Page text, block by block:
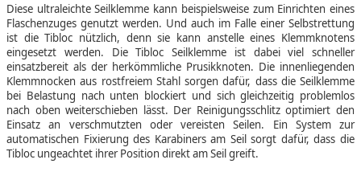
Diese ultraleichte Seilklemme kann beispielsweise zum Einrichten eines
Flaschenzuges genutzt werden. Und auch im Falle einer Selbstrettung
ist die Tibloc nützlich, denn sie kann anstelle eines Klemmknotens
eingesetzt werden. Die Tibloc Seilklemme ist dabei viel schneller
einsatzbereit als der herkömmliche Prusikknoten. Die innenliegenden
Klemmnocken aus rostfreiem Stahl sorgen dafür, dass die Seilklemme
bei Belastung nach unten blockiert und sich gleichzeitig problemlos
nach oben weiterschieben lässt. Der Reinigungsschlitz optimiert den
Einsatz an verschmutzten oder vereisten Seilen. Ein System zur
automatischen Fixierung des Karabiners am Seil sorgt dafür, dass die
Tibloc ungeachtet ihrer Position direkt am Seil greift.